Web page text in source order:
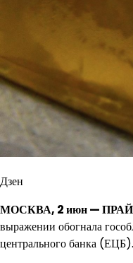
Дзен
МОСКВА, 2 июн —
выражении обогнала
центрального банка (ЕЦБ).